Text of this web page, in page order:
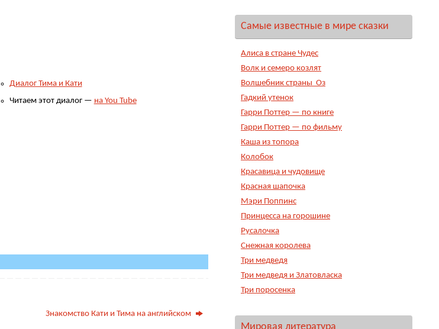
Диалог Тима и Кати
Читаем этот диалог — на You Tube
Знакомство Кати и Тима на английском
Самые известные в мире сказки
Алиса в стране Чудес
Волк и семеро козлят
Волшебник страны Оз
Гадкий утенок
Гарри Поттер — по книге
Гарри Поттер — по фильму
Каша из топора
Колобок
Красавица и чудовище
Красная шапочка
Мэри Поппинс
Принцесса на горошине
Русалочка
Снежная королева
Три медведя
Три медведя и Златовласка
Три поросенка